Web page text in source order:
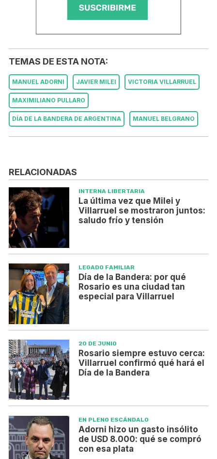
TEMAS DE ESTA NOTA:
MANUEL ADORNI JAVIER MILEI VICTORIA VILLARRUEL
MAXIMILIANO PULLARO
DÍA DE LA BANDERA DE ARGENTINA MANUEL BELGRANO
RELACIONADAS
INTERNA LIBERTARIA
La última vez que Milei y
Villarruel se mostraron juntos:
saludo frío y tensión
LEGADO FAMILIAR
Día de la Bandera: por qué
Rosario es una ciudad tan
especial para Villarruel
20 DE JUNIO
Rosario siempre estuvo cerca:
Villarruel confirmó qué hará el
Día de la Bandera
EN PLENO ESCÁNDALO
Adorni hizo un gasto insólito
de USD 8.000: qué se compró
con esa plata